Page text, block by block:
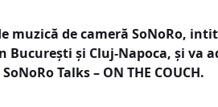
de cameră SoNoRo,
București și Cluj-Napoca, și va
Talks – ON THE COUCH.